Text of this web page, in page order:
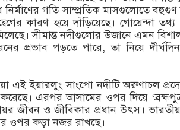
গতি সাম্প্রতিক মাসগুলোতে বহুগুণ
কারণ হয়ে দাঁড়িয়েছে। গোয়েন্দা তথ্য
সীমান্ত নদীগুলোর উজানে এমন
প্রভাব পড়তে পারে, তা নিয়ে
এই ইয়ারলুং সাংপো নদীটি অরুণাচল
করেছে। এরপর আসামের ওপর দিয়ে
জীবন ও জীবিকার প্রধান উৎস। ভারতীয়
ওপর কড়া নজর রাখছে।